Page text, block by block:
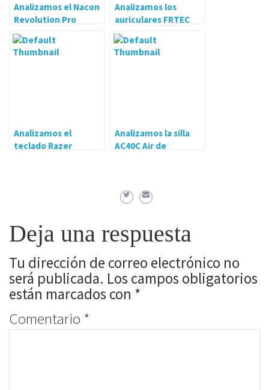
Analizamos el Nacon
Revolution Pro
Controler 2 para PS4
Analizamos los
auriculares FRTEC
AIZEN
Analizamos el
teclado Razer
Analizamos la silla
AC40C Air de
Deja una respuesta
Tu dirección de correo electrónico no
será publicada. Los campos obligatorios
están marcados con *
Comentario *